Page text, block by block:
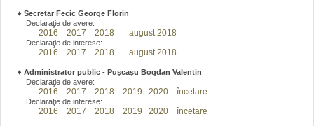
♦ Secretar Fecic George Florin
Declaraţie de avere:
2016 2017 2018 august 2018
Declaraţie de interese:
2016 2017 2018 august 2018
♦ Administrator public - Puşcaşu Bogdan Valentin
Declaraţie de avere:
2016 2017 2018 2019 2020 încetare
Declaraţie de interese:
2016 2017 2018 2019 2020 încetare